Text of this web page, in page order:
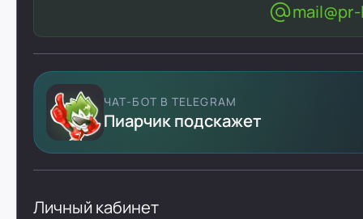
ЧАТ-БОТ В TELEGRAM
Пиарчик подскажет
Личный кабинет